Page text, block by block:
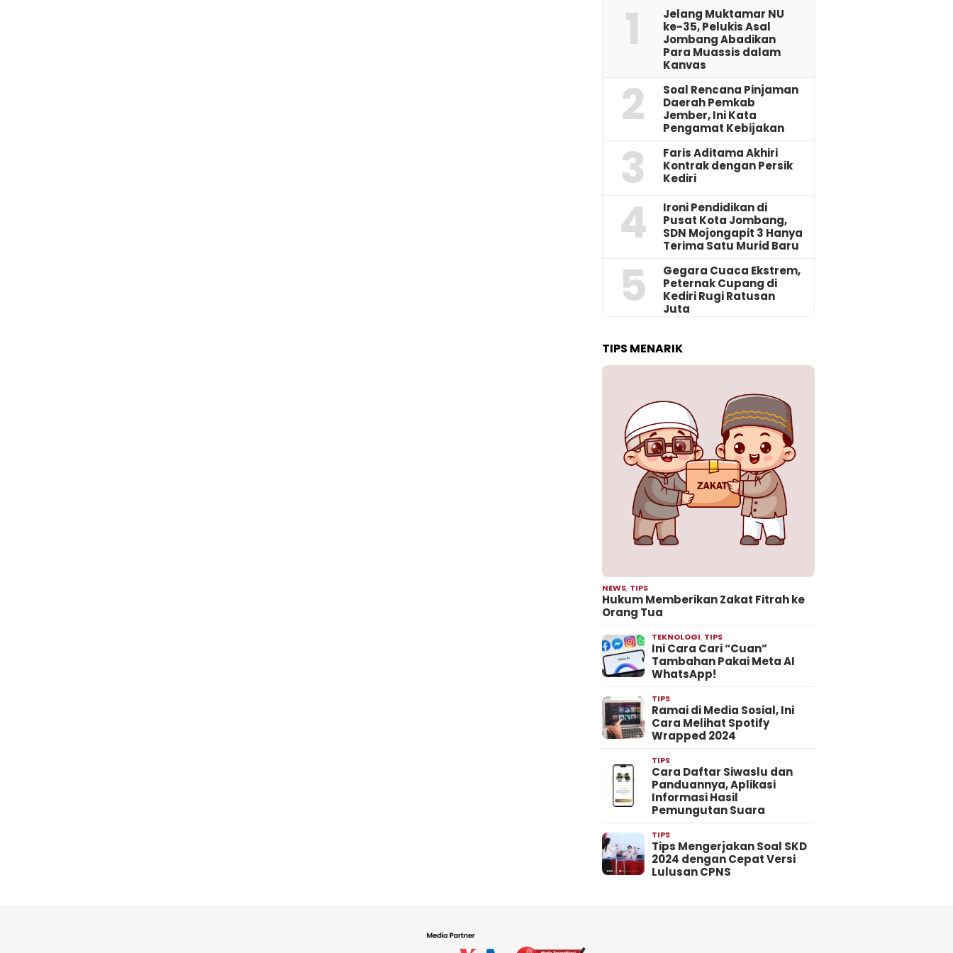
1
Jelang Muktamar NU
ke-35, Pelukis Asal
Jombang Abadikan
Para Muassis dalam
Kanvas
2
‎Soal Rencana Pinjaman
Daerah Pemkab
Jember, Ini Kata
Pengamat Kebijakan ‎
3
Faris Aditama Akhiri
Kontrak dengan Persik
Kediri
4
Ironi Pendidikan di
Pusat Kota Jombang,
SDN Mojongapit 3 Hanya
Terima Satu Murid Baru
5
‎Gegara Cuaca Ekstrem,
Peternak Cupang di
Kediri Rugi Ratusan
Juta
TIPS MENARIK
NEWS, TIPS
Hukum Memberikan Zakat Fitrah ke
Orang Tua
TEKNOLOGI, TIPS
Ini Cara Cari “Cuan”
Tambahan Pakai Meta AI
WhatsApp!
TIPS
Ramai di Media Sosial, Ini
Cara Melihat Spotify
Wrapped 2024
TIPS
Cara Daftar Siwaslu dan
Panduannya, Aplikasi
Informasi Hasil
Pemungutan Suara
TIPS
Tips Mengerjakan Soal SKD
2024 dengan Cepat Versi
Lulusan CPNS